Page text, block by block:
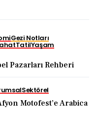
Gezi Notları
TatilYaşam
Pazarları Rehberi
Sektörel
Motofest’e Arabica